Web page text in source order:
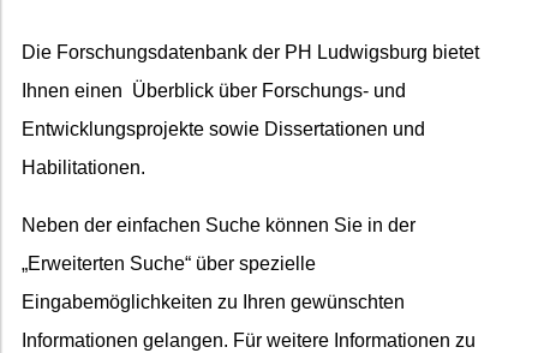
Die Forschungsdatenbank der PH Ludwigsburg bietet
Ihnen einen Überblick über Forschungs- und
Entwicklungsprojekte sowie Dissertationen und
Habilitationen.
Neben der einfachen Suche können Sie in der
„Erweiterten Suche“ über spezielle
Eingabemöglichkeiten zu Ihren gewünschten
Informationen gelangen. Für weitere Informationen zu